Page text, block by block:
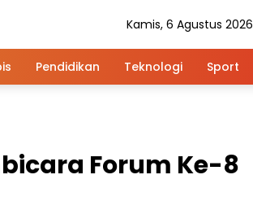
Kamis, 6 Agustus 2026
Pendidikan Teknologi Sport
Forum Ke-8